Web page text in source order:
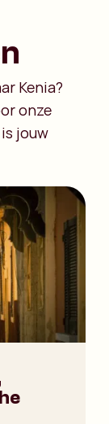
Kenia?
onze
jouw